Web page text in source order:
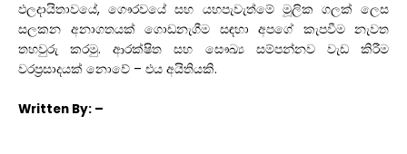
ඵලදායිතාවයේ, ගෞරවයේ සහ යහපැවැත්මේ මූලික ගලක් ලෙස
සලකන අනාගතයක් ගොඩනැගීම සඳහා අපගේ කැපවීම නැවත
තහවුරු කරමු. ආරක්ෂිත සහ සෞඛ්‍ය සම්පන්නව වැඩ කිරීම
වරප්‍රසාදයක් නොවේ – එය අයිතියකි.
Written By: –